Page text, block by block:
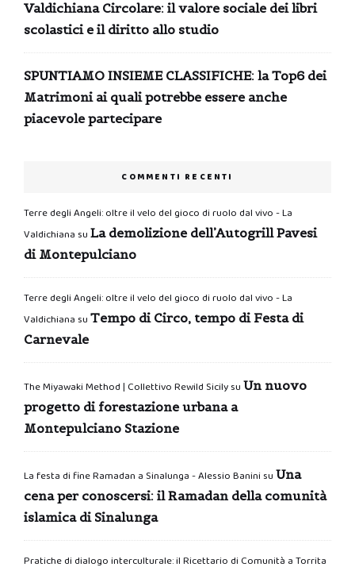
Valdichiana Circolare: il valore sociale dei libri
scolastici e il diritto allo studio
SPUNTIAMO INSIEME CLASSIFICHE: la Top6 dei
Matrimoni ai quali potrebbe essere anche
piacevole partecipare
COMMENTI RECENTI
Terre degli Angeli: oltre il velo del gioco di ruolo dal vivo - La
Valdichiana su La demolizione dell’Autogrill Pavesi
di Montepulciano
Terre degli Angeli: oltre il velo del gioco di ruolo dal vivo - La
Valdichiana su Tempo di Circo, tempo di Festa di
Carnevale
The Miyawaki Method | Collettivo Rewild Sicilysu Un nuovo
progetto di forestazione urbana a
Montepulciano Stazione
La festa di fine Ramadan a Sinalunga - Alessio Banini su Una
cena per conoscersi: il Ramadan della comunità
islamica di Sinalunga
Pratiche di dialogo interculturale: il Ricettario di Comunità a Torrita